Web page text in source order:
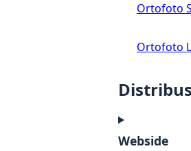
Ortofoto
Ortofoto
Webside